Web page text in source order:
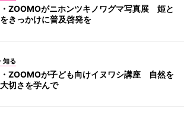
ZOOMOがニホンツキノワグマ写真展 姫と
きっかけに普及啓発を
知る
ZOOMOが子ども向けイヌワシ講座 自然を
切さを学んで